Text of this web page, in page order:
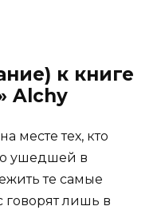
к книге
Alchy
месте тех, кто
ушедшей в
те самые
говорят лишь в